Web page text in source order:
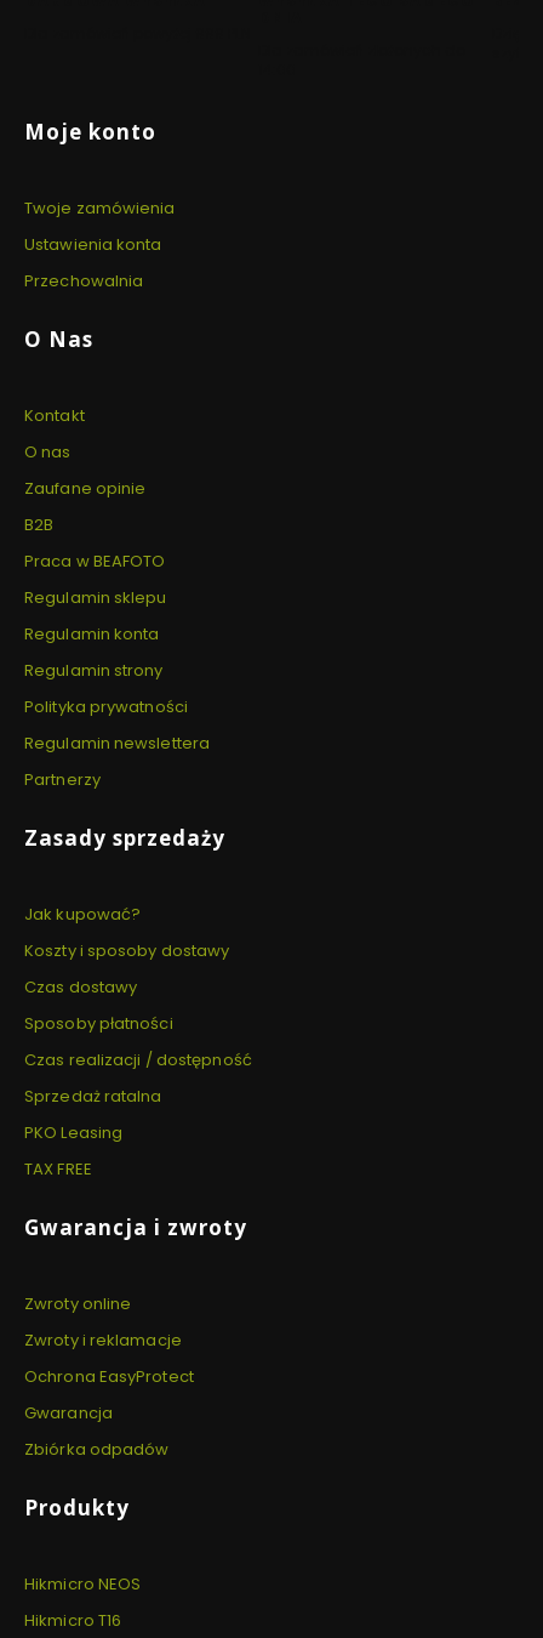
Linki w stopce
Moje konto
Twoje zamówienia
Ustawienia konta
Przechowalnia
O Nas
Kontakt
O nas
Zaufane opinie
B2B
Praca w BEAFOTO
Regulamin sklepu
Regulamin konta
Regulamin strony
Polityka prywatności
Regulamin newslettera
Partnerzy
Zasady sprzedaży
Jak kupować?
Koszty i sposoby dostawy
Czas dostawy
Sposoby płatności
Czas realizacji / dostępność
Sprzedaż ratalna
PKO Leasing
TAX FREE
Gwarancja i zwroty
Zwroty online
Zwroty i reklamacje
Ochrona EasyProtect
Gwarancja
Zbiórka odpadów
Produkty
Hikmicro NEOS
Hikmicro T16